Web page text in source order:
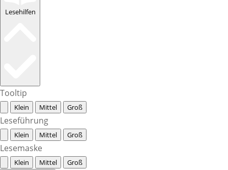
Lesehilfen
Tooltip
Klein Mittel Groß
Leseführung
Klein Mittel Groß
Lesemaske
Klein Mittel Groß